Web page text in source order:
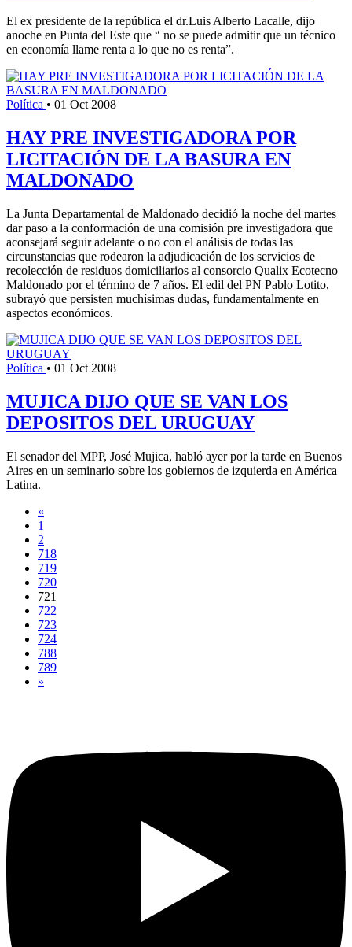
El ex presidente de la república el dr.Luis Alberto Lacalle, dijo
anoche en Punta del Este que “ no se puede admitir que un técnico
en economía llame renta a lo que no es renta”.
Política • 01 Oct 2008
HAY PRE INVESTIGADORA POR
LICITACIÓN DE LA BASURA EN
MALDONADO
La Junta Departamental de Maldonado decidió la noche del martes
dar paso a la conformación de una comisión pre investigadora que
aconsejará seguir adelante o no con el análisis de todas las
circunstancias que rodearon la adjudicación de los servicios de
recolección de residuos domiciliarios al consorcio Qualix Ecotecno
Maldonado por el término de 7 años. El edil del PN Pablo Lotito,
subrayó que persisten muchísimas dudas, fundamentalmente en
aspectos económicos.
Política • 01 Oct 2008
MUJICA DIJO QUE SE VAN LOS
DEPOSITOS DEL URUGUAY
El senador del MPP, José Mujica, habló ayer por la tarde en Buenos
Aires en un seminario sobre los gobiernos de izquierda en América
Latina.
«
1
2
718
719
720
721
722
723
724
788
789
»